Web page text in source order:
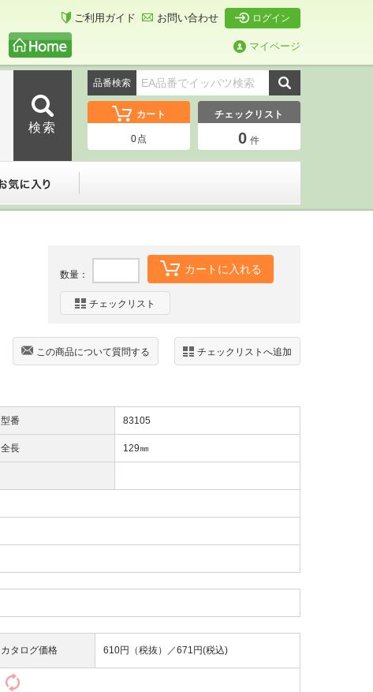
ご利用ガイド お問い合わせ ログイン
マイページ
品番検索
カート
0点
チェックリスト
0 件
数量： カートに入れる
チェックリスト
チェックリストへ追加
この商品について質問する
型番 83105
全長 129㎜
カタログ価格 610円（税抜）／671円(税込)